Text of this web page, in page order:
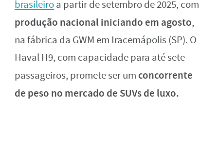
brasileiroa partir de setembro de 2025, com
produção nacional iniciando em agosto,
na fábrica da GWM em Iracemápolis (SP). O
Haval H9, com capacidade para até sete
passageiros, promete ser um concorrente
de peso no mercado de SUVs de luxo.